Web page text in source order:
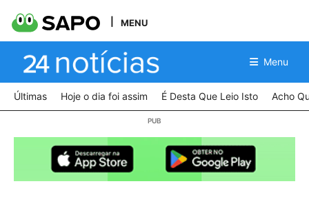
MENU
Menu
Últimas Hoje o dia foi assim É Desta Que Leio Isto Acho